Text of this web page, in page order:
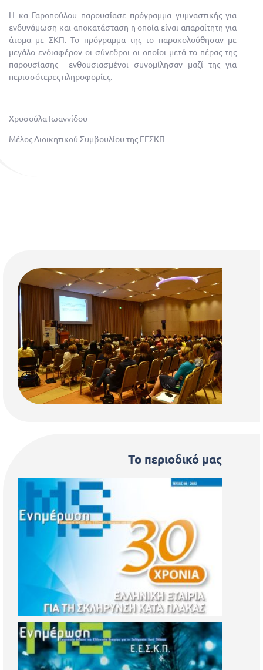
Το περιοδικό μας
Η κα Γαροπούλου παρουσίασε πρόγραμμα γυμναστικής για
ενδυνάμωση και αποκατάσταση η οποία είναι απαραίτητη για
άτομα με ΣΚΠ. Το πρόγραμμα της το παρακολούθησαν με
μεγάλο ενδιαφέρον οι σύνεδροι οι οποίοι μετά το πέρας της
παρουσίασης ενθουσιασμένοι συνομίλησαν μαζί της για
περισσότερες πληροφορίες.
Χρυσούλα Ιωαννίδου
Μέλος Διοικητικού Συμβουλίου της ΕΕΣΚΠ